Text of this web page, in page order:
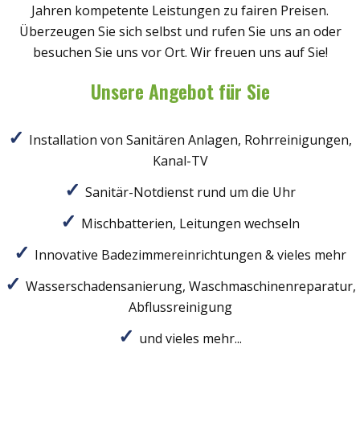
Jahren kompetente Leistungen zu fairen Preisen.
Überzeugen Sie sich selbst und rufen Sie uns an oder
besuchen Sie uns vor Ort. Wir freuen uns auf Sie!
Unsere Angebot für Sie
Installation von Sanitären Anlagen, Rohrreinigungen,
Kanal-TV
Sanitär-Notdienst rund um die Uhr
Mischbatterien, Leitungen wechseln
Innovative Badezimmereinrichtungen & vieles mehr
Wasserschadensanierung, Waschmaschinenreparatur,
Abflussreinigung
und vieles mehr...